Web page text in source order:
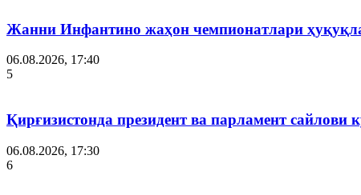
Жанни Инфантино жаҳон чемпионатлари
06.08.2026, 17:40
5
Қирғизистонда президент ва парламент
06.08.2026, 17:30
6